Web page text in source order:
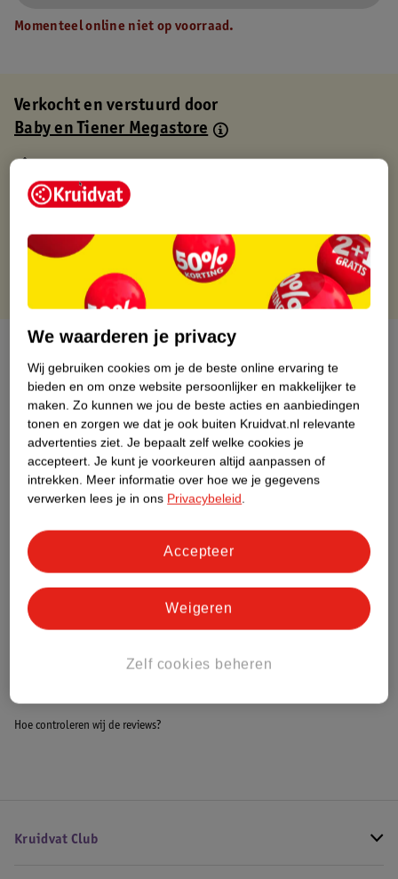
Momenteel online niet op voorraad.
Verkocht en verstuurd door
Baby en Tiener Megastore
Gratis thuisbezorgd
Gratis retourneren via verkooppartner.
Over dit product
Productinformatie
Nature Impact Score
Dit product heeft (nog) geen Nature
Impact Score.
Meer informatie
Bestel & Bezorginformatie
Hoe controleren wij de reviews?
Kruidvat Club
We waarderen je privacy
Wij gebruiken cookies om je de beste online ervaring te
bieden en om onze website persoonlijker en makkelijker te
maken. Zo kunnen we jou de beste acties en aanbiedingen
tonen en zorgen we dat je ook buiten Kruidvat.nl relevante
advertenties ziet. Je bepaalt zelf welke cookies je
accepteert. Je kunt je voorkeuren altijd aanpassen of
intrekken. Meer informatie over hoe we je gegevens
verwerken lees je in ons Privacybeleid.
Zelf cookies beheren
Weigeren
Accepteer